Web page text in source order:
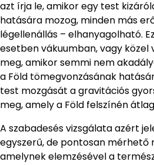
azt írja le, amikor egy test
hatására mozog, minden más
légellenállás – elhanyagolható.
esetben vákuumban, vagy közel
meg, amikor semmi nem
a Föld tömegvonzásának
test mozgását a gravitációs
meg, amely a Föld felszínén
A szabadesés vizsgálata azért
egyszerű, de pontosan
amelynek elemzésével a